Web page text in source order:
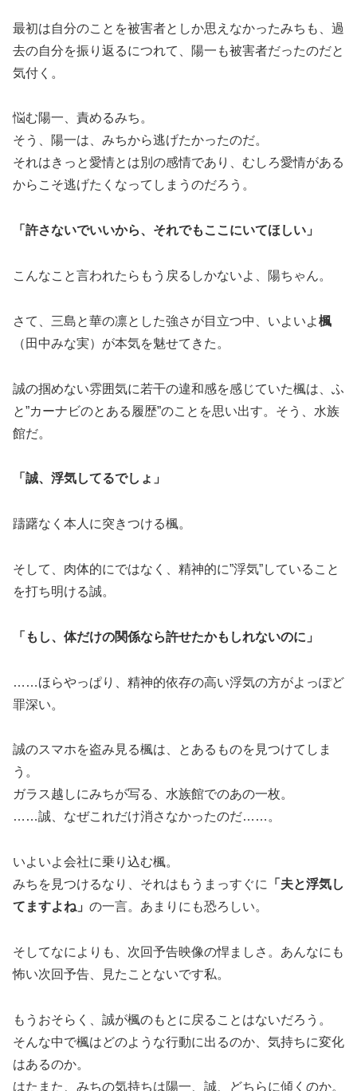
最初は自分のことを被害者としか思えなかったみちも、過
去の自分を振り返るにつれて、陽一も被害者だったのだと
気付く。
悩む陽一、責めるみち。
そう、陽一は、みちから逃げたかったのだ。
それはきっと愛情とは別の感情であり、むしろ愛情がある
からこそ逃げたくなってしまうのだろう。
「許さないでいいから、それでもここにいてほしい」
こんなこと言われたらもう戻るしかないよ、陽ちゃん。
さて、三島と華の凛とした強さが目立つ中、いよいよ楓
（田中みな実）が本気を魅せてきた。
誠の掴めない雰囲気に若干の違和感を感じていた楓は、ふ
と”カーナビのとある履歴”のことを思い出す。そう、水族
館だ。
「誠、浮気してるでしょ」
躊躇なく本人に突きつける楓。
そして、肉体的にではなく、精神的に”浮気”していること
を打ち明ける誠。
「もし、体だけの関係なら許せたかもしれないのに」
……ほらやっぱり、精神的依存の高い浮気の方がよっぽど
罪深い。
誠のスマホを盗み見る楓は、とあるものを見つけてしま
う。
ガラス越しにみちが写る、水族館でのあの一枚。
……誠、なぜこれだけ消さなかったのだ……。
いよいよ会社に乗り込む楓。
みちを見つけるなり、それはもうまっすぐに
「夫と浮気し
てますよね」 の一言。あまりにも恐ろしい。
そしてなによりも、次回予告映像の悍ましさ。あんなにも
怖い次回予告、見たことないです私。
もうおそらく、誠が楓のもとに戻ることはないだろう。
そんな中で楓はどのような行動に出るのか、気持ちに変化
はあるのか。
はたまた、みちの気持ちは陽一、誠、どちらに傾くのか。